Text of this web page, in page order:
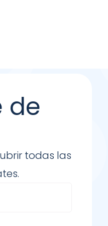
de
todas las